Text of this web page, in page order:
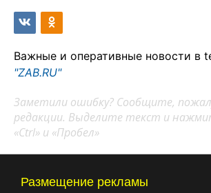
Важные и оперативные новости в
"ZAB.RU"
Заметили ошибку? Сообщите,
редакции. Выделите текст и
«Ctrl» и «Пробел»
Размещение рекламы